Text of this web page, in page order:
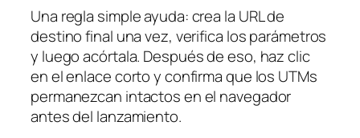
Una regla simple ayuda: crea la URL de
destino final una vez, verifica los parámetros
y luego acórtala. Después de eso, haz clic
en el enlace corto y confirma que los UTMs
permanezcan intactos en el navegador
antes del lanzamiento.